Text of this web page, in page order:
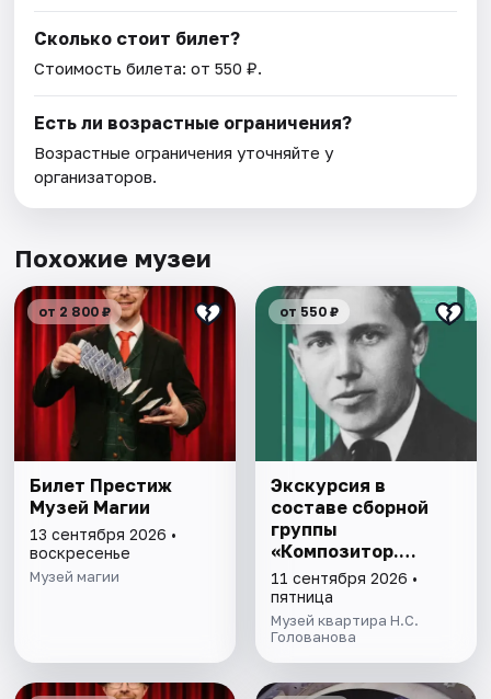
Сколько стоит билет?
Стоимость билета: от 550 ₽.
Есть ли возрастные ограничения?
Возрастные ограничения уточняйте у
организаторов.
Похожие музеи
от 2 800 ₽
Билет Престиж
Музей Магии
13 сентября 2026 •
воскресенье
Музей магии
от 550 ₽
Экскурсия в
составе сборной
группы
«Композитор.
Дирижер.
Коллекционер»
11 сентября 2026 •
пятница
Музей квартира Н.С.
Голованова